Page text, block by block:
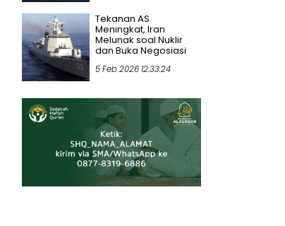
Tekanan AS
Meningkat, Iran
Melunak soal Nuklir
dan Buka Negosiasi
5 Feb 2026 12:33:24